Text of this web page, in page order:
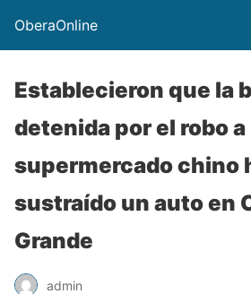
OberaOnline
Establecieron que la
detenida por el robo a
supermercado chino
sustraído un auto en
Grande
admin